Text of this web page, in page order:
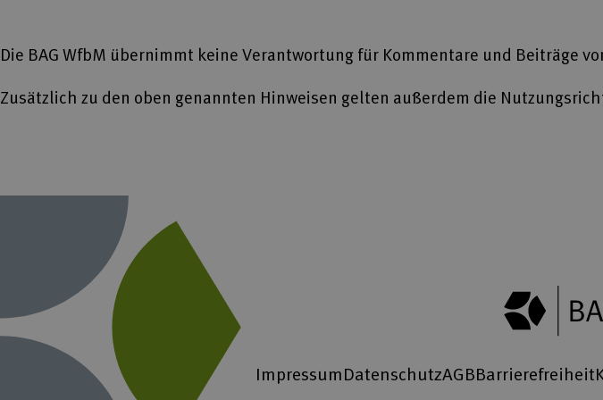
Die BAG WfbM übernimmt keine Verantwortung für Kommentare und Beiträge
Zusätzlich zu den oben genannten Hinweisen gelten außerdem die
ImpressumDatenschutzAGBBarrierefreiheit